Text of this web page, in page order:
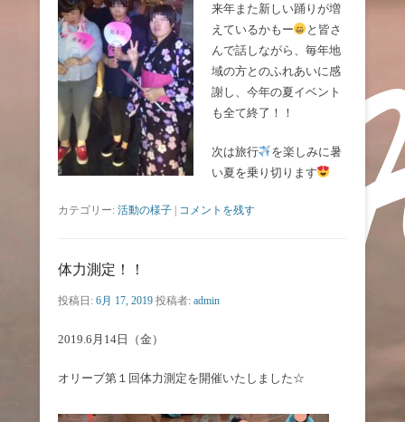
来年また新しい踊りが増
えているかもー
と皆さ
んで話しながら、毎年地
域の方とのふれあいに感
謝し、今年の夏イベント
も全て終了！！
次は旅行
を楽しみに暑
い夏を乗り切ります
カテゴリー: 活動の様子 | コメントを残す
体力測定！！
投稿日: 6月 17, 2019 投稿者: admin
2019.6月14日（金）
オリーブ第１回体力測定を開催いたしました☆